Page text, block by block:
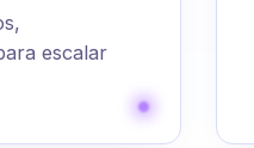
escalar